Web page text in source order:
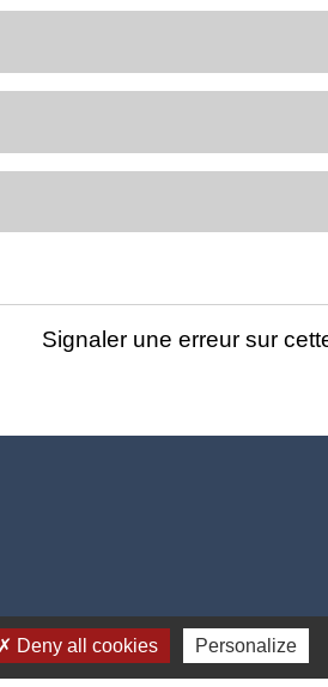
Signaler une erreur sur
Deny all cookies Personalize